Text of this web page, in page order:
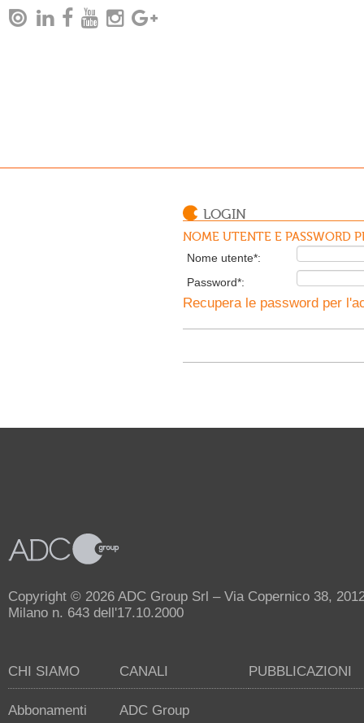
LOGIN
NOME UTENTE E PASSWORD
Nome utente*:
Password*:
Recupera le password per
Copyright © 2026 ADC Group Srl – Via Copernico 38,
Milano n. 643 dell'17.10.2000
CHI SIAMO
Abbonamenti
CANALI
ADC Group
PUBBLICAZIONI